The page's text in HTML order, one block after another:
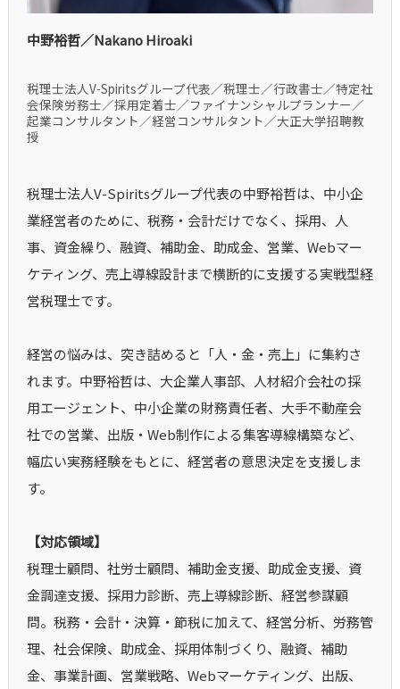
中野裕哲／Nakano Hiroaki
税理士法人V-Spiritsグループ代表／税理士／行政書士／特定社
会保険労務士／採用定着士／ファイナンシャルプランナー／
起業コンサルタント／経営コンサルタント／大正大学招聘教
授
税理士法人V-Spiritsグループ代表の中野裕哲は、中小企
業経営者のために、税務・会計だけでなく、採用、人
事、資金繰り、融資、補助金、助成金、営業、Webマー
ケティング、売上導線設計まで横断的に支援する実戦型経
営税理士です。
経営の悩みは、突き詰めると「人・金・売上」に集約さ
れます。中野裕哲は、大企業人事部、人材紹介会社の採
用エージェント、中小企業の財務責任者、大手不動産会
社での営業、出版・Web制作による集客導線構築など、
幅広い実務経験をもとに、経営者の意思決定を支援しま
す。
【対応領域】
税理士顧問、社労士顧問、補助金支援、助成金支援、資
金調達支援、採用力診断、売上導線診断、経営参謀顧
問。税務・会計・決算・節税に加えて、経営分析、労務管
理、社会保険、助成金、採用体制づくり、融資、補助
金、事業計画、営業戦略、Webマーケティング、出版、